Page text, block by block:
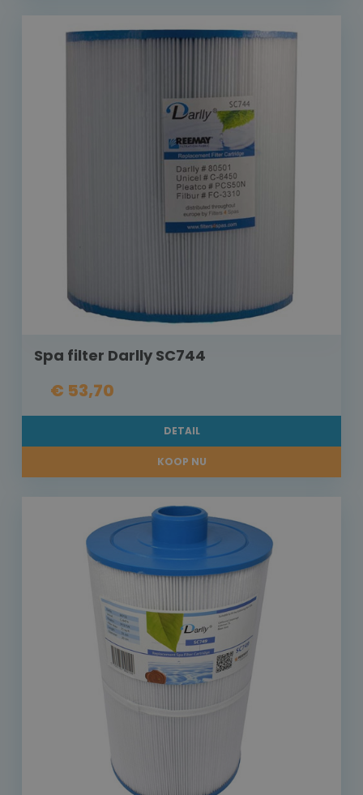
Spa filter Darlly SC744
€ 53,70
DETAIL
KOOP NU